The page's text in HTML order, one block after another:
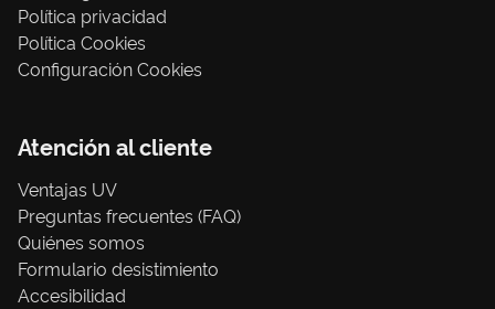
Política privacidad
Política Cookies
Configuración Cookies
Atención al cliente
Ventajas UV
Preguntas frecuentes (FAQ)
Quiénes somos
Formulario desistimiento
Accesibilidad